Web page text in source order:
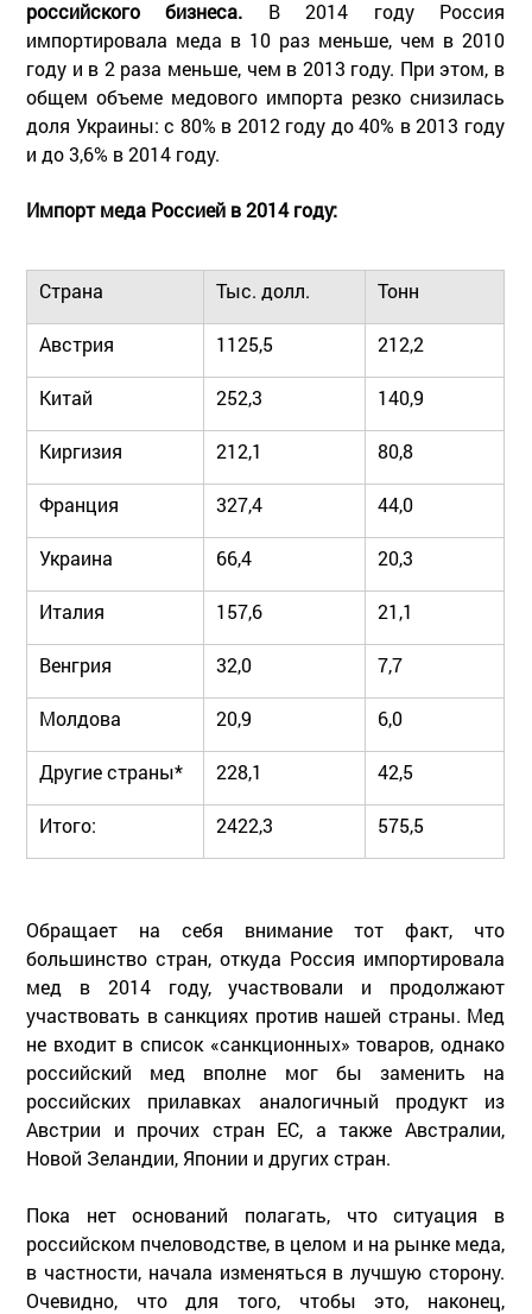
российского бизнеса. В 2014 году Россия
импортировала меда в 10 раз меньше, чем в 2010
году и в 2 раза меньше, чем в 2013 году. При этом, в
общем объеме медового импорта резко снизилась
доля Украины: с 80% в 2012 году до 40% в 2013 году
и до 3,6% в 2014 году.
Импорт меда Россией в 2014 году:
Страна Тыс. долл. Тонн
Австрия 1125,5 212,2
Китай 252,3 140,9
Киргизия 212,1 80,8
Франция 327,4 44,0
Украина 66,4 20,3
Италия 157,6 21,1
Венгрия 32,0 7,7
Молдова 20,9 6,0
Другие страны* 228,1 42,5
Итого: 2422,3 575,5
Обращает на себя внимание тот факт, что
большинство стран, откуда Россия импортировала
мед в 2014 году, участвовали и продолжают
участвовать в санкциях против нашей страны. Мед
не входит в список «санкционных» товаров, однако
российский мед вполне мог бы заменить на
российских прилавках аналогичный продукт из
Австрии и прочих стран ЕС, а также Австралии,
Новой Зеландии, Японии и других стран.
Пока нет оснований полагать, что ситуация в
российском пчеловодстве, в целом и на рынке меда,
в частности, начала изменяться в лучшую сторону.
Очевидно, что для того, чтобы это, наконец,